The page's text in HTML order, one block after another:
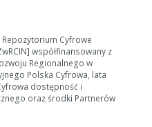
Cyfrowe
współfinansowany z
Regionalnego w
Polska Cyfrowa, lata
dostępność i
oraz środki Partnerów